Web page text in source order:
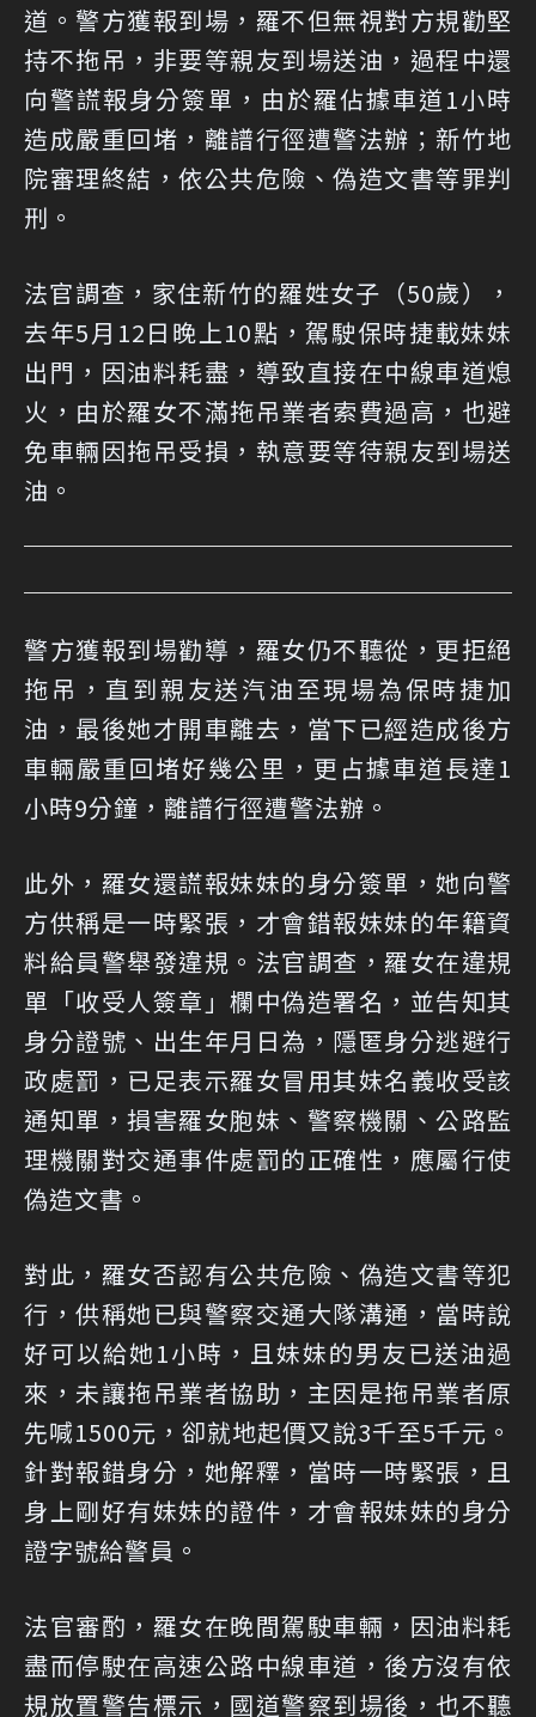
道。警方獲報到場，羅不但無視對方規勸堅
持不拖吊，非要等親友到場送油，過程中還
向警謊報身分簽單，由於羅佔據車道1小時
造成嚴重回堵，離譜行徑遭警法辦；新竹地
院審理終結，依公共危險、偽造文書等罪判
刑。
法官調查，家住新竹的羅姓女子（50歲），
去年5月12日晚上10點，駕駛保時捷載妹妹
出門，因油料耗盡，導致直接在中線車道熄
火，由於羅女不滿拖吊業者索費過高，也避
免車輛因拖吊受損，執意要等待親友到場送
油。
警方獲報到場勸導，羅女仍不聽從，更拒絕
拖吊，直到親友送汽油至現場為保時捷加
油，最後她才開車離去，當下已經造成後方
車輛嚴重回堵好幾公里，更占據車道長達1
小時9分鐘，離譜行徑遭警法辦。
此外，羅女還謊報妹妹的身分簽單，她向警
方供稱是一時緊張，才會錯報妹妹的年籍資
料給員警舉發違規。法官調查，羅女在違規
單「收受人簽章」欄中偽造署名，並告知其
身分證號、出生年月日為，隱匿身分逃避行
政處罰，已足表示羅女冒用其妹名義收受該
通知單，損害羅女胞妹、警察機關、公路監
理機關對交通事件處罰的正確性，應屬行使
偽造文書。
對此，羅女否認有公共危險、偽造文書等犯
行，供稱她已與警察交通大隊溝通，當時說
好可以給她1小時，且妹妹的男友已送油過
來，未讓拖吊業者協助，主因是拖吊業者原
先喊1500元，卻就地起價又說3千至5千元。
針對報錯身分，她解釋，當時一時緊張，且
身上剛好有妹妹的證件，才會報妹妹的身分
證字號給警員。
法官審酌，羅女在晚間駕駛車輛，因油料耗
盡而停駛在高速公路中線車道，後方沒有依
規放置警告標示，國道警察到場後，也不聽